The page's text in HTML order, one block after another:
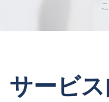
サービ